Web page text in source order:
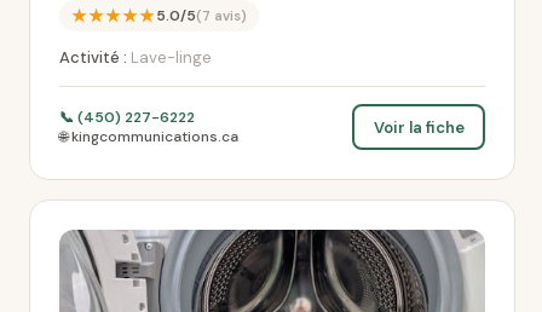
★★★★★5.0/5(7 avis)
Activité : Lave-linge
📞 (450) 227-6222
🌐 kingcommunications.ca
Voir la fiche